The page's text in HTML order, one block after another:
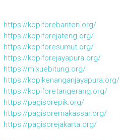
https://kopiforebanten.org/
https://kopiforejateng.org/
https://kopiforesumut.org/
https://kopiforejayapura.org/
https://mixuebitung.org/
https://kopikenanganjayapura.org/
https://kopiforetangerang.org/
https://pagisorepik.org/
https://pagisoremakassar.org/
https://pagisorejakarta.org/